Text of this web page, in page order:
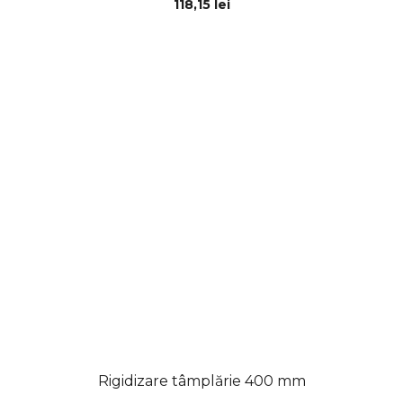
118,15 lei
Rigidizare tâmplărie 400 mm